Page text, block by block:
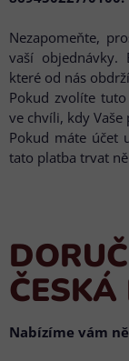
Nezapomeňte,
vaší objednávky.
které od nás
Pokud zvolíte
ve chvíli, kdy Vaše
Pokud máte účet
tato platba trvat
Nabízíme vám